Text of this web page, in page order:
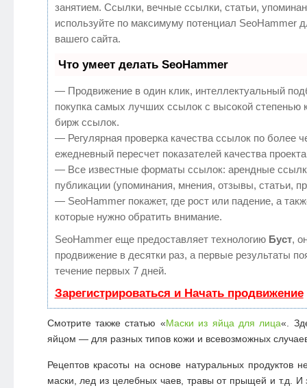
занятием. Ссылки, вечные ссылки, статьи,
используйте по максимуму потенциал SeoHammer
вашего сайта.
Что умеет делать SeoHammer
— Продвижение в один клик, интеллектуальный
покупка самых лучших ссылок с высокой степенью
бирж ссылок.
— Регулярная проверка качества ссылок по более
ежедневный пересчет показателей качества
— Все известные форматы ссылок: арендные
публикации (упоминания, мнения, отзывы, статьи,
— SeoHammer покажет, где рост или падение, а
которые нужно обратить внимание.
SeoHammer еще предоставляет технологию Буст,
продвижение в десятки раз, а первые результаты
течение первых 7 дней.
Зарегистрироваться и Начать продвижение
Смотрите также статью «Маски из яйца для лица«.
яйцом — для разных типов кожи и всевозможных
Рецептов красоты на основе натуральных продуктов
маски, лед из целебных чаев, травы от прыщей и т.д. И